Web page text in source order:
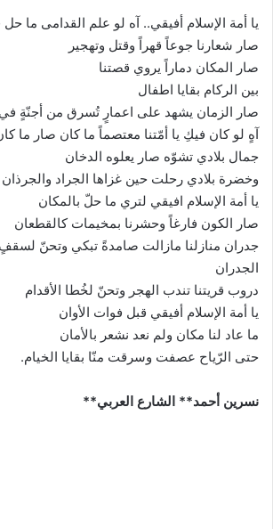
يا أمة الإسلام أفيقي.. آه لو علم القدامى ما
صار شعارنا جوعاً قهراً وقتل وتهجير
صار المكان دماراً يروي قصتنا
بين الركام بقايا اطفال
صار الزمان يشهد على اعمارٍ تُسرق من أجنّةٍ في
آهٍ لو كان فيكِ يا أمّتنا معتصماً ما كان صار ما
جمال بلادي تشوّه صار يعلوه الدخان
وخضرة بلادي رحلت حين غزاها الجراد والجرذان
يا أمة الإسلام افيقي لتري ما حلّ بالمكان
صار الكون فارغاً وحشرنا بمخيمات كالقطعان
جدران منازلنا مازالت صامدةً تبكي وتحنّ لسقفٍ
الجدران
دروب قريتنا تندب الهجر وتحنّ لخُطا الأقدام
يا أمة الإسلام أفيقي قبل فوات الأوان
ما عاد لنا مكان ولم نعد نشعر بالأمان
حتى الرّياح عصفت وسرقت منّا بقايا الخيام.
نسرين أحمد** الشارع العربي**